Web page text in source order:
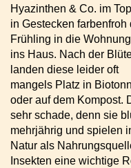
Hyazinthen & Co. im
in Gestecken farbenfroh
Frühling in die
ins Haus. Nach der
landen diese leider oft
mangels Platz in
oder auf dem Kompost.
sehr schade, denn sie
mehrjährig und spielen
Natur als
Insekten eine wichtige